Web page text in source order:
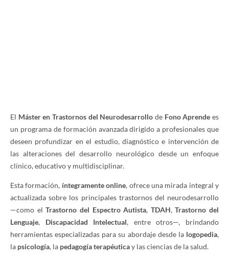
El Máster en Trastornos del Neurodesarrollo de Fono Aprende es
un programa de formación avanzada dirigido a profesionales que
deseen profundizar en el estudio, diagnóstico e intervención de
las alteraciones del desarrollo neurológico desde un enfoque
clínico, educativo y multidisciplinar.
Esta formación, íntegramente online, ofrece una mirada integral y
actualizada sobre los principales trastornos del neurodesarrollo
—como elTrastorno del Espectro Autista, TDAH,Trastorno del
Lenguaje, Discapacidad Intelectual, entre otros—, brindando
herramientas especializadas para su abordaje desde la logopedia,
la psicología, la pedagogía terapéuticay las ciencias de la salud.